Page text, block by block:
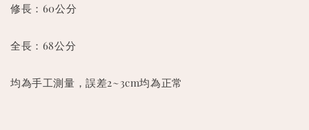
修長：60公分
全長：68公分
均為手工測量，誤差2~3cm均為正常